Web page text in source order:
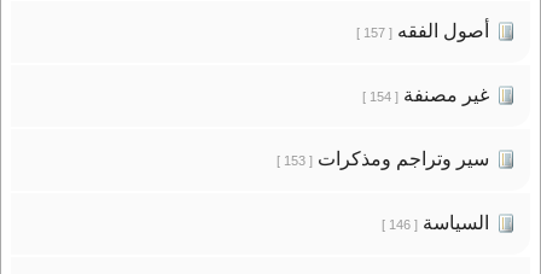
أصول الفقه[ 157 ]
غير مصنفة[ 154 ]
سير وتراجم ومذكرات[ 153 ]
السياسة[ 146 ]